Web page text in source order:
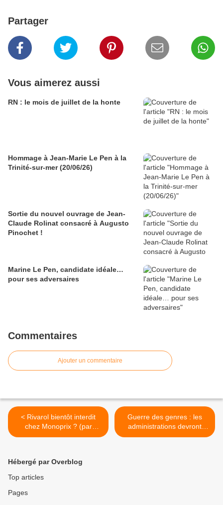
Partager
Vous aimerez aussi
RN : le mois de juillet de la honte
Hommage à Jean-Marie Le Pen à la
Trinité-sur-mer (20/06/26)
Sortie du nouvel ouvrage de Jean-
Claude Rolinat consacré à Augusto
Pinochet !
Marine Le Pen, candidate idéale…
pour ses adversaires
Commentaires
Ajouter un commentaire
< Rivarol bientôt interdit
chez Monoprix ? (par
Jérôme Bourbon)
Guerre des genres : les
administrations devront
désormais nier les noms
Hébergé par Overblog
Top articles
Pages